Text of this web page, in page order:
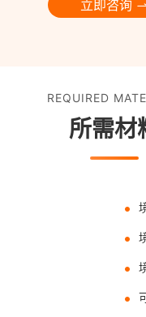
立即咨询
REQUIRED
所需材